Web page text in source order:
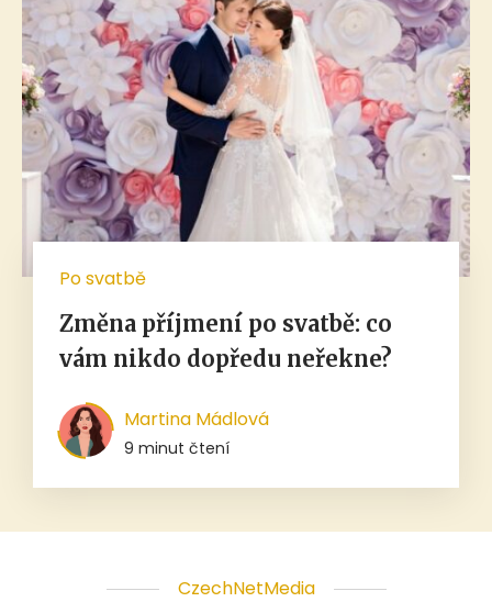
Po svatbě
Změna příjmení po svatbě: co
vám nikdo dopředu neřekne?
Martina Mádlová
9 minut čtení
CzechNetMedia